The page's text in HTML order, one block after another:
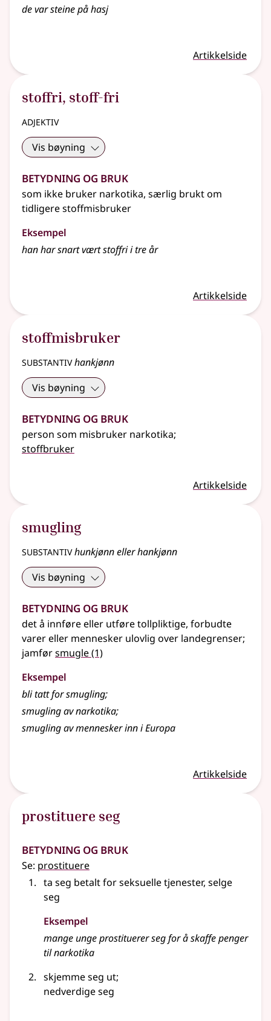
de var steine på hasj
Artikkelside
stoffri, stoff-fri
adjektiv
Vis bøyning
Betydning og bruk
som ikke bruker narkotika, særlig brukt om
tidligere stoffmisbruker
Eksempel
han har snart vært stoffri i tre år
Artikkelside
stoffmisbruker
substantivhankjønn
Vis bøyning
Betydning og bruk
person som misbruker narkotika;
stoffbruker
Artikkelside
smugling
substantivhunkjønn eller hankjønn
Vis bøyning
Betydning og bruk
det å innføre eller utføre tollpliktige, forbudte
varer eller mennesker ulovlig over landegrenser;
jamførsmugle(1)
Eksempel
bli tatt forsmugling;
smugling av narkotika;
smugling av mennesker inn i Europa
Artikkelside
prostituere seg
Betydning og bruk
Se: prostituere
ta seg betalt for seksuelle tjenester, selge
seg
Eksempel
mange ungeprostituererseg for å skaffe penger
til narkotika
skjemme seg ut;
nedverdige seg